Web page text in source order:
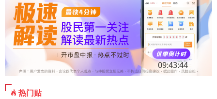
09:43:44
热门贴